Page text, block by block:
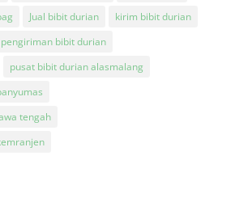
Jual bibit durian
kirim bibit durian
pengiriman bibit durian
pusat bibit durian alasmalang
tengah